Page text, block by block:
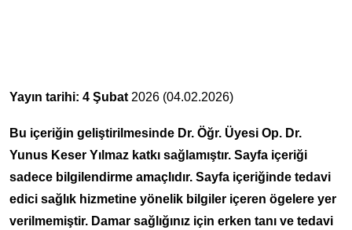
Yayın tarihi: 4 Şubat 2026 (04.02.2026)
Bu içeriğin geliştirilmesinde Dr. Öğr. Üyesi Op. Dr.
Yunus Keser Yılmaz katkı sağlamıştır. Sayfa içeriği
sadece bilgilendirme amaçlıdır. Sayfa içeriğinde tedavi
edici sağlık hizmetine yönelik bilgiler içeren ögelere yer
verilmemiştir. Damar sağlığınız için erken tanı ve tedavi